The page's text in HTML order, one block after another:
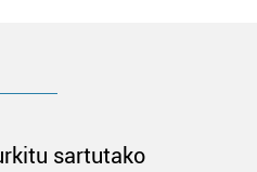
sartutako